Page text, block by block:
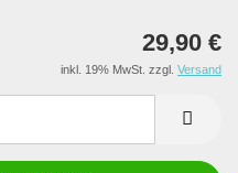
29,90 €
inkl. 19% MwSt. zzgl. Versand